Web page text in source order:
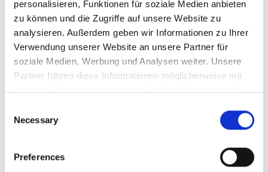
personalisieren, Funktionen für soziale Medien anbieten
zu können und die Zugriffe auf unsere Website zu
analysieren. Außerdem geben wir Informationen zu Ihrer
Verwendung unserer Website an unsere Partner für
soziale Medien, Werbung und Analysen weiter. Unsere
Partner führen diese Informationen möglicherweise mit
weiteren Daten zusammen, die Sie ihnen bereitgestellt
gesammelt haben.
Selection
Necessary
Preferences
Ansprechpartner
Frau Lilia Braun
Telefon: 06591-9849900
Website besuchen